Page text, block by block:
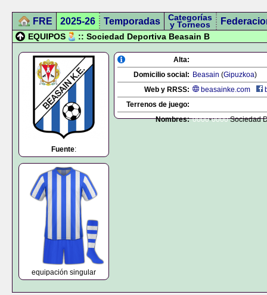
FRE 2025-26 Temporadas Categorías
y Torneos
EQUIPOS :: Sociedad Deportiva Beasain B
Fuente:
equipación singular
Alta:
Domicilio social: Beasain (Gipuzkoa)
Web y RRSS:
beasainke.com
Terrenos de juego:
Nombres: 0000-0000Sociedad